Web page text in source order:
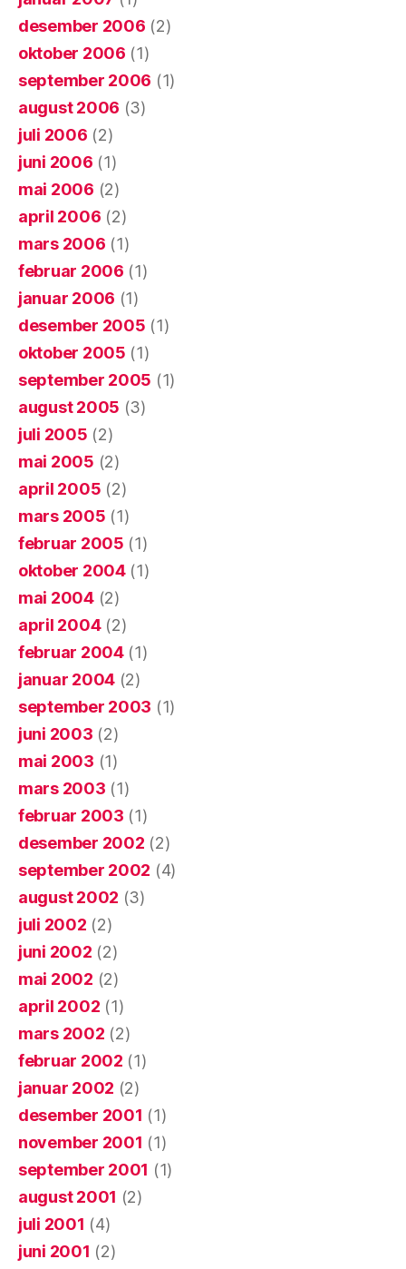
desember 2006 (2)
oktober 2006 (1)
september 2006 (1)
august 2006 (3)
juli 2006 (2)
juni 2006 (1)
mai 2006 (2)
april 2006 (2)
mars 2006 (1)
februar 2006 (1)
januar 2006 (1)
desember 2005 (1)
oktober 2005 (1)
september 2005 (1)
august 2005 (3)
juli 2005 (2)
mai 2005 (2)
april 2005 (2)
mars 2005 (1)
februar 2005 (1)
oktober 2004(1)
mai 2004(2)
april 2004(2)
februar 2004(1)
januar 2004 (2)
september 2003 (1)
juni 2003 (2)
mai 2003 (1)
mars 2003 (1)
februar 2003 (1)
desember 2002 (2)
september 2002 (4)
august 2002 (3)
juli 2002 (2)
juni 2002 (2)
mai 2002 (2)
april 2002 (1)
mars 2002 (2)
februar 2002 (1)
januar 2002 (2)
desember 2001 (1)
november 2001 (1)
september 2001 (1)
august 2001 (2)
juli 2001 (4)
juni 2001 (2)